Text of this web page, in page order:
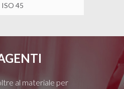
ISO 45
al materiale per